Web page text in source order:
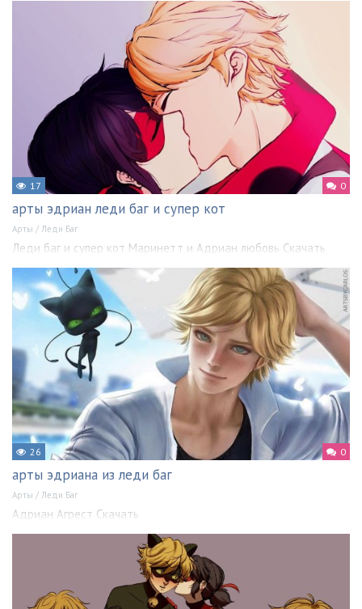
17 0
арты эдриан леди баг и супер кот
Арты / Леди Баг
Леди баг и супер кот Маринетт и Адриан любовь Скачать
26 0
арты эдриана из леди баг
Арты / Леди Баг
Адриан Агрест Скачать